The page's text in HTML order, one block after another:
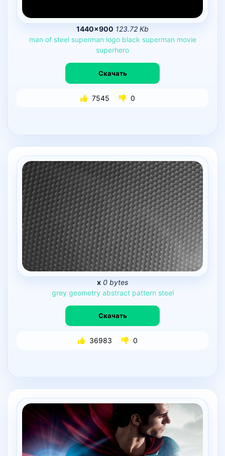
1440×900 123.72 Kb
man of steel superman logo black superman movie
superhero
Скачать
7545 0
x 0 bytes
grey geometry abstract pattern steel
Скачать
36983 0